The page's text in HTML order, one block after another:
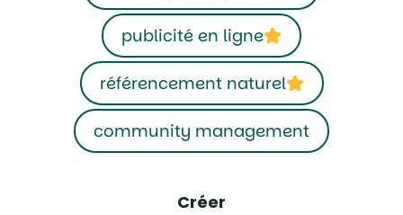
publicité en ligne
référencement naturel
community management
Créer